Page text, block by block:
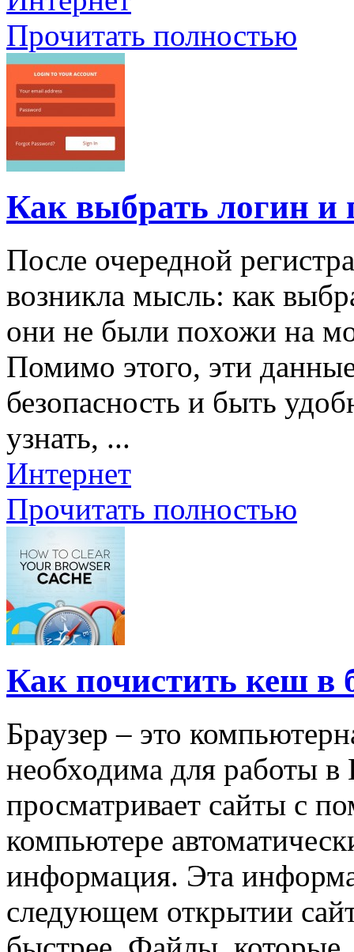
Прочитать полностью
Как выбрать логин и
После очередной
возникла мысль: как
они не были похожи на
Помимо этого, эти
безопасность и быть
узнать, ...
Интернет
Прочитать полностью
Как почистить кеш в
Браузер – это
необходима для работы в
просматривает сайты с
компьютере
информация. Эта
следующем открытии